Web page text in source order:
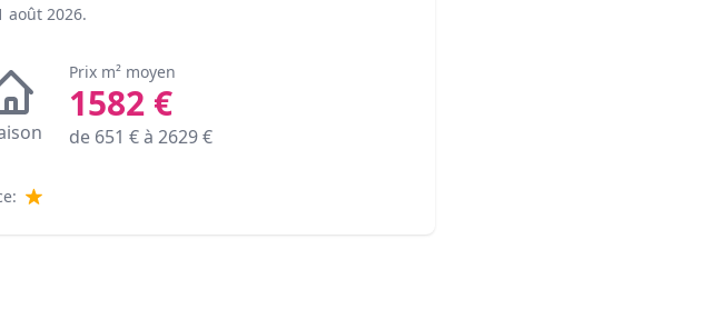
août 2026.
Prix m² moyen
1582€
de 651 € à 2629€